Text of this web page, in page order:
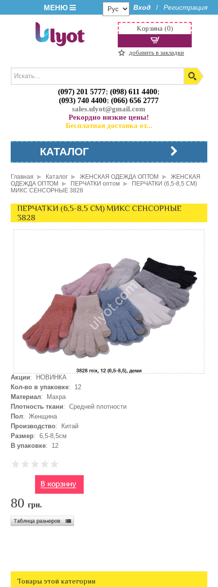
МЕНЮ Вход / Регистрация
(097) 201 5777;(098) 611 4400;
(093) 740 4400;(066) 656 2777
sales.ulyot@gmail.com
Рекордно низкие цены!
Бесплатная доставка от...
Корзина (0)
добавить в закладки
КАТАЛОГ
Главная Каталог ЖЕНСКАЯ ОДЕЖДА ОПТОМ
ЖЕНСКАЯ
ОДЕЖДА ОПТОМ
ПЕРЧАТКИ оптом
ПЕРЧАТКИ (6,5-8,5 СМ)
МИКС СЕНСОРНЫЕ 3828
ПЕРЧАТКИ (6,5-8,5 СМ) МИКС СЕНСОРНЫЕ
3828
Акции: НОВИНКА
Кол-во в упаковке: 12
Материал: Махра
Плотность ткани: Средней плотности
Пол: Женщина
Производство: Китай
Размер: 6,5-8,5см
В упаковке: 12
80грн.
Товары этой категории